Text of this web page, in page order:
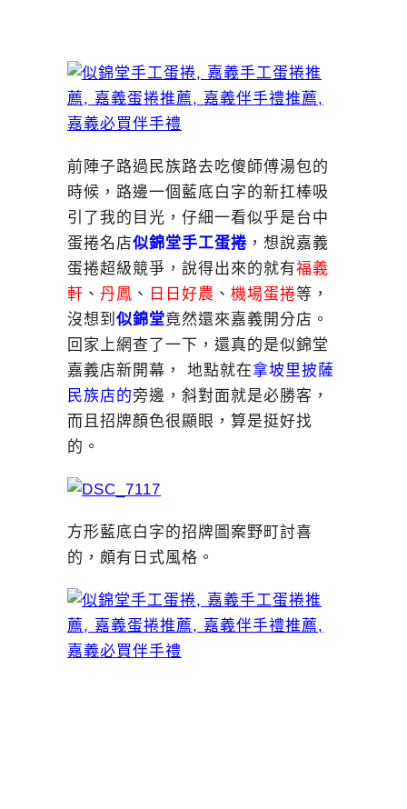
前陣子路過民族路去吃傻師傅湯包的
時候，路邊一個藍底白字的新扛棒吸
引了我的目光，仔細一看似乎是台中
蛋捲名店似錦堂手工蛋捲 ，想說嘉義
蛋捲超級競爭，說得出來的就有福義
軒 、 丹鳳 、 日日好農 、 機場蛋捲等，
沒想到 似錦堂竟然還來嘉義開分店。
回家上網查了一下，還真的是似錦堂
嘉義店新開幕， 地點就在拿坡里披薩
民族店的旁邊，斜對面就是必勝客，
而且招牌顏色很顯眼，算是挺好找
的。
方形藍底白字的招牌圖案野町討喜
的，頗有日式風格。